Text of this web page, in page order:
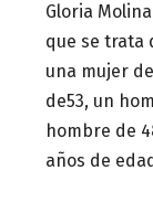
Gloria
que se trata
una mujer
de53, un
hombre de
años de